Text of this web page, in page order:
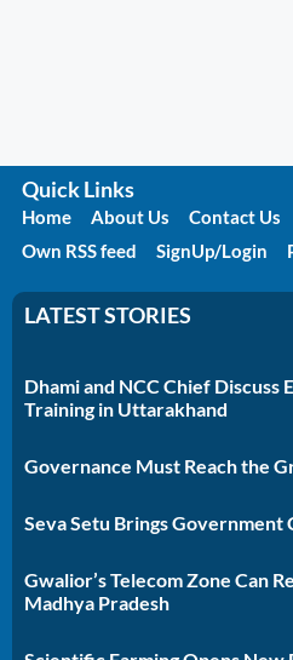
Quick Links
Home About Us Contact Us
Own RSS feed
SignUp/Login
LATEST STORIES
Dhami and NCC Chief Discuss
Training in Uttarakhand
Governance Must Reach the
Seva Setu Brings Government
Gwalior’s Telecom Zone Can
Madhya Pradesh